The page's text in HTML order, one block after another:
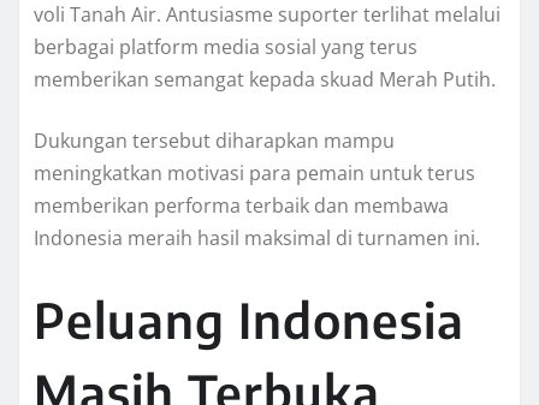
voli Tanah Air. Antusiasme suporter terlihat melalui
berbagai platform media sosial yang terus
memberikan semangat kepada skuad Merah Putih.
Dukungan tersebut diharapkan mampu
meningkatkan motivasi para pemain untuk terus
memberikan performa terbaik dan membawa
Indonesia meraih hasil maksimal di turnamen ini.
Peluang Indonesia
Masih Terbuka